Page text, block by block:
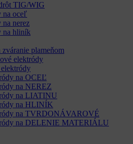
TIG/WIG
oceľ
nerez
hliník
plameňom
elektródy
na OCEĽ
na NEREZ
na LIATINU
na HLINÍK
na TVRDONÁVAROVÉ
na DELENIE MATERIÁLU